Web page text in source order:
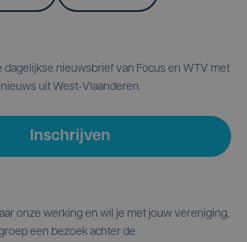
dagelijkse nieuwsbrief van Focus en WTV met
uit West-Vlaanderen.
Inschrijven
onze werking en wil je met jouw vereniging,
een bezoek achter de